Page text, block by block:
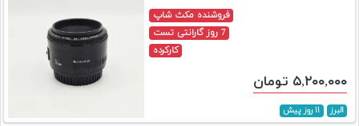
فروشنده مکث شاپ
7 روز گارانتی تست
کارکرده
۵,۲۰۰,۰۰۰ تومان
البرز ۱۱ روز پیش